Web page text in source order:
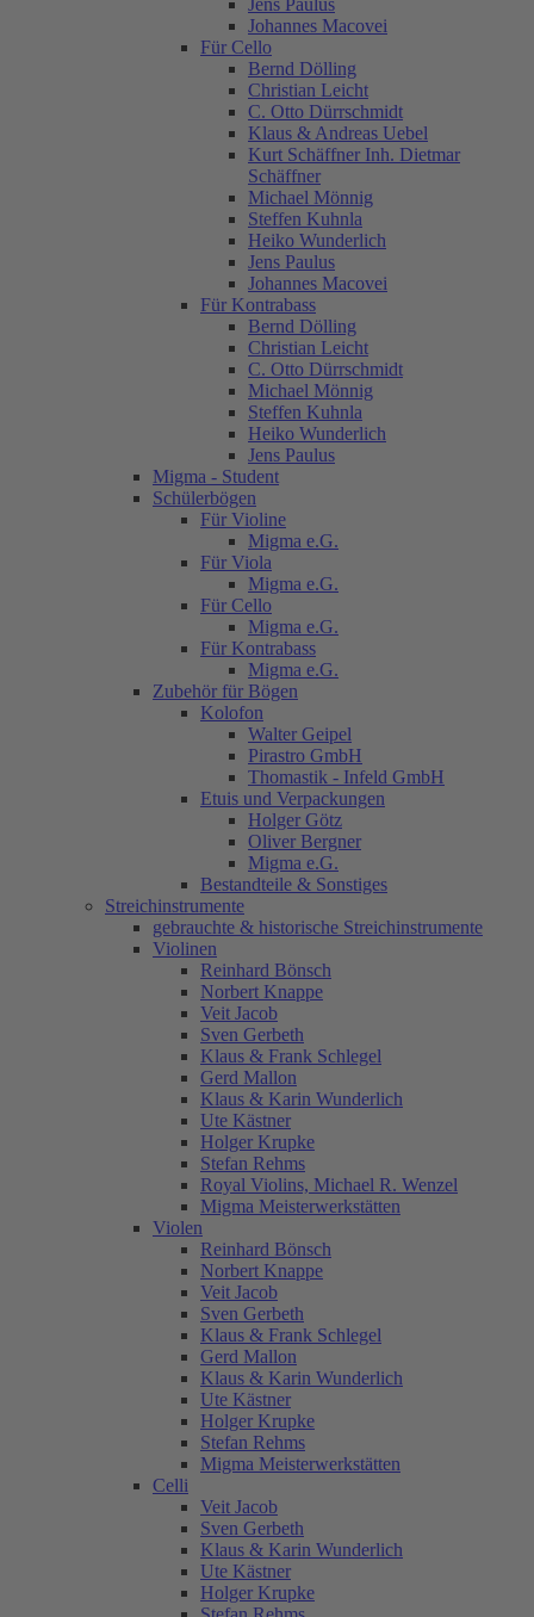
Johannes Macovei
Für Cello
Bernd Dölling
Christian Leicht
C. Otto Dürrschmidt
Klaus & Andreas Uebel
Kurt Schäffner Inh. Dietmar
Schäffner
Michael Mönnig
Steffen Kuhnla
Heiko Wunderlich
Jens Paulus
Johannes Macovei
Für Kontrabass
Bernd Dölling
Christian Leicht
C. Otto Dürrschmidt
Michael Mönnig
Steffen Kuhnla
Heiko Wunderlich
Jens Paulus
Migma - Student
Schülerbögen
Für Violine
Migma e.G.
Für Viola
Migma e.G.
Für Cello
Migma e.G.
Für Kontrabass
Migma e.G.
Zubehör für Bögen
Kolofon
Walter Geipel
Pirastro GmbH
Thomastik - Infeld GmbH
Etuis und Verpackungen
Holger Götz
Oliver Bergner
Migma e.G.
Bestandteile & Sonstiges
Streichinstrumente
gebrauchte & historische Streichinstrumente
Violinen
Reinhard Bönsch
Norbert Knappe
Veit Jacob
Sven Gerbeth
Klaus & Frank Schlegel
Gerd Mallon
Klaus & Karin Wunderlich
Ute Kästner
Holger Krupke
Stefan Rehms
Royal Violins, Michael R. Wenzel
Migma Meisterwerkstätten
Violen
Reinhard Bönsch
Norbert Knappe
Veit Jacob
Sven Gerbeth
Klaus & Frank Schlegel
Gerd Mallon
Klaus & Karin Wunderlich
Ute Kästner
Holger Krupke
Stefan Rehms
Migma Meisterwerkstätten
Celli
Veit Jacob
Sven Gerbeth
Klaus & Karin Wunderlich
Ute Kästner
Holger Krupke